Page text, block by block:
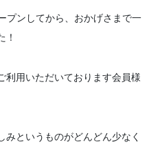
プンしてから、おかげさまで一
！
利用いただいております会員様
というものがどんどん少なく